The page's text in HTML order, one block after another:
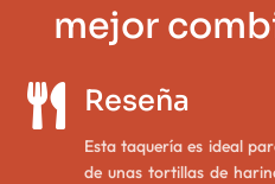
mejor
 Reseña
Esta taquería es ideal
de unas tortillas de